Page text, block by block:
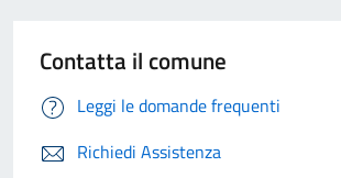
Contatta il comune
Leggi le domande frequenti
Richiedi Assistenza